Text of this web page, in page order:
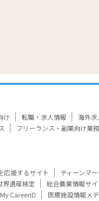
け 転職・求人情報 海外求
フリーランス・副業向け業
応援するサイト ティーンマ
界遺産検定 総合農業情報サイ
My CareerID 医療施設情報メ